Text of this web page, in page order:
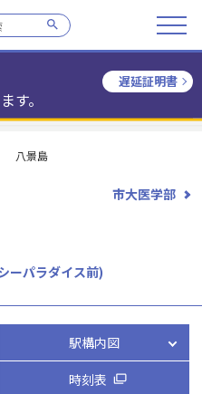
す。
遅延証明書
八景島
ーパラダイス前)
市大医学部
駅構内図
時刻表